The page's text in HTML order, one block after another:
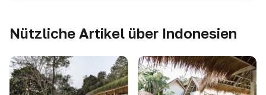
Nützliche Artikel über Indonesien